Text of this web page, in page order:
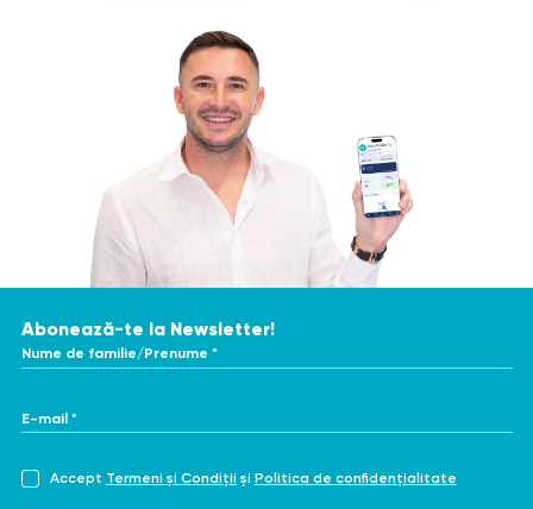
Abonează-te la Newsletter!
Nume de familie/Prenume *
E-mail *
Accept Termeni și Condiții și Politica de confidențialitate